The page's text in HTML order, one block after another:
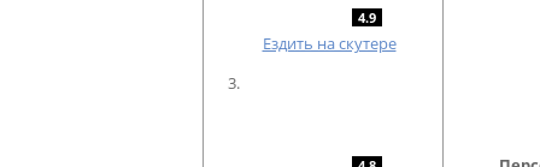
4.9
Ездить на скутере